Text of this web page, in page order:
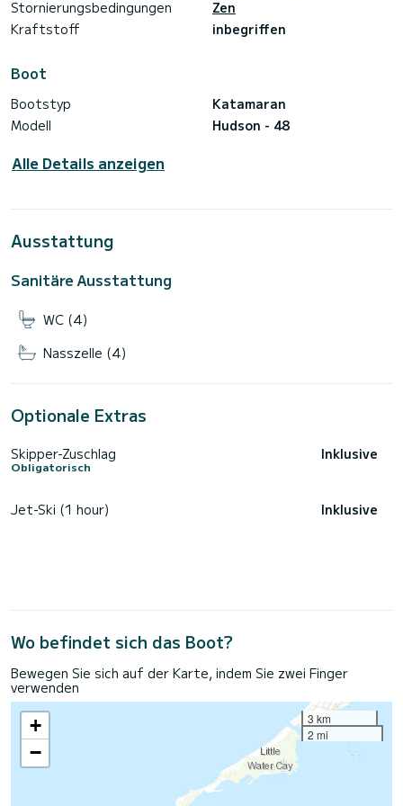
Stornierungsbedingungen
Zen
Kraftstoff
inbegriffen
Boot
Bootstyp
Katamaran
Modell
Hudson - 48
Alle Details anzeigen
Ausstattung
Sanitäre Ausstattung
WC (4)
Nasszelle (4)
Optionale Extras
Skipper-Zuschlag
Obligatorisch
Inklusive
Jet-Ski (1 hour) Inklusive
Wo befindet sich das Boot?
Bewegen Sie sich auf der Karte, indem Sie zwei Finger
verwenden
+
−
3 km
2 mi